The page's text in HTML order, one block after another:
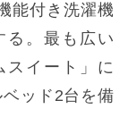
能付き洗濯機
る。最も広い
スイート」に
ッド2台を備